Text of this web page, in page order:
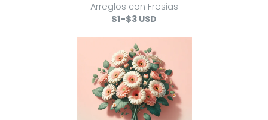
Arreglos con Fresias
$1-$3 USD